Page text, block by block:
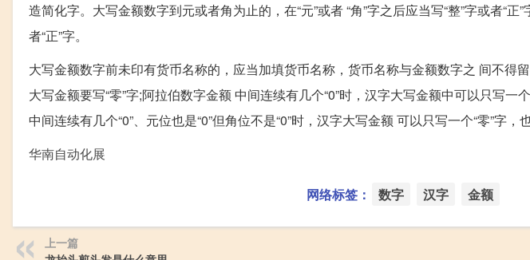
造简化字。大写金额数字到元或者角为止的，在“元”或者 “角”字之后应当写“整”字或者“
者“正”字。
大写金额数字前未印有货币名称的，应当加填货币名称，货币名称与金额数字之 间不得
大写金额要写“零”字;阿拉伯数字金额 中间连续有几个“0”时，汉字大写金额中可以只写一
中间连续有几个“0”、元位也是“0”但角位不是“0”时，汉字大写金额 可以只写一个“零”字，也
华南自动化展
网络标签： 数字 汉字 金额
上一篇